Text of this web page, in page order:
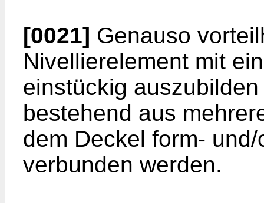
[0021] Genauso
Nivellierelement mit
einstückig
bestehend aus
dem Deckel form-
verbunden werden.